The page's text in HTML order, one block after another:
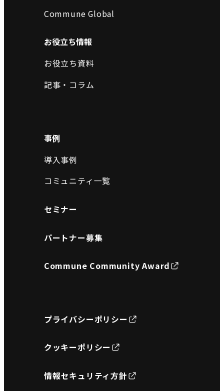
Commune Global
お役立ち情報
お役立ち資料
記事・コラム
事例
導入事例
コミュニティ一覧
セミナー
パートナー募集
Commune Community Award
プライバシーポリシー
クッキーポリシー
情報セキュリティ方針